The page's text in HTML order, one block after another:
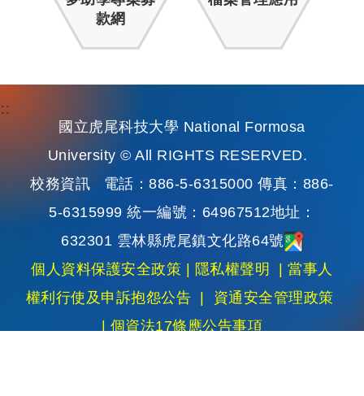
款網
國立虎尾科技大學 National Formosa
University © All RIGHTS RESERVED.
校務資訊 電話：886-5-6315000 傳真：886-
5-6315999 統一編號：64967512地址：
632301 雲林縣虎尾鎮文化路64號
個人資料保護安全政策 | 隱私權聲明 |當事人
權利行使及申訴抱怨公告 | 資通安全管理政策
| 個資法17條應公告事項